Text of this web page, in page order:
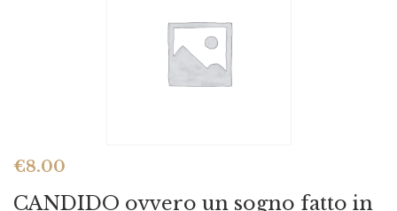
€8.00
CANDIDO ovvero un sogno fatto in